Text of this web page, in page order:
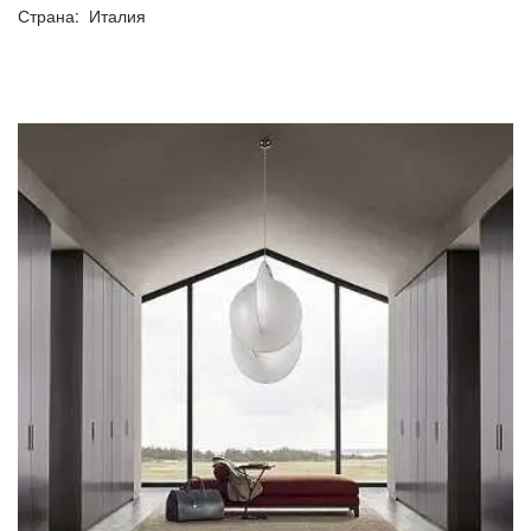
Страна: Италия